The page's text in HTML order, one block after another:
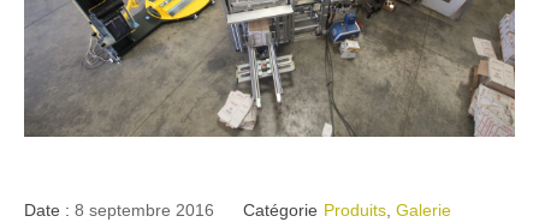
Date : 8 septembre 2016 Catégorie Produits Galerie